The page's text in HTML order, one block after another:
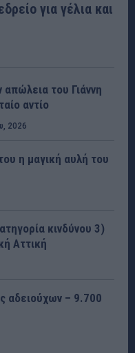
για γέλια και
του Γιάννη
αντίο
2026
η μαγική αυλή του
κινδύνου 3)
Αττική
αδειούχων – 9.700